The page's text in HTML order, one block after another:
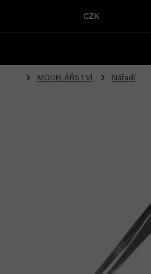
CZK
MODELÁŘSTVÍ Nářadí